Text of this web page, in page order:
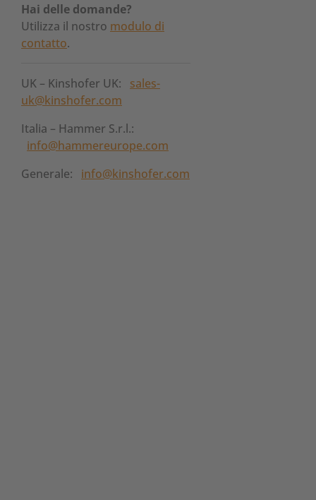
Hai delle domande?
Utilizza il nostro modulo di
contatto.
UK – Kinshofer UK: sales-
uk@kinshofer.com
Italia – Hammer S.r.l.:
info@hammereurope.com
Generale: info@kinshofer.com